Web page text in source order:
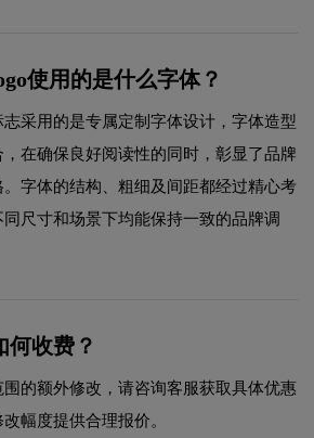
使用的是什么字体？
采用的是专属定制字体设计，字体造型
在确保良好阅读性的同时，彰显了品牌
字体的结构、粗细及间距都经过精心考
尺寸和场景下均能保持一致的品牌调
何收费？
的额外修改，请咨询客服获取具体优惠
幅度提供合理报价。